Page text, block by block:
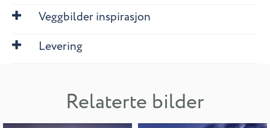
Veggbilder inspirasjon
Levering
Relaterte bilder